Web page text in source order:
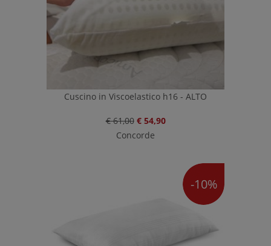
Cuscino in Viscoelastico h16 - ALTO
€ 61,00 € 54,90
Concorde
-10%